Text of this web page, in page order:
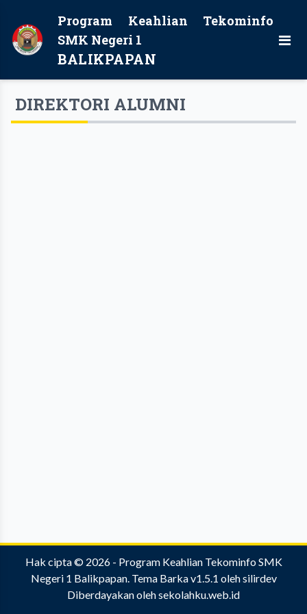
Program Keahlian Tekominfo
SMK Negeri 1
BALIKPAPAN
DIREKTORI ALUMNI
Hak cipta © 2026 - Program Keahlian Tekominfo SMK
Negeri 1 Balikpapan. Tema Barka v1.5.1 olehsilirdev
Diberdayakan olehsekolahku.web.id